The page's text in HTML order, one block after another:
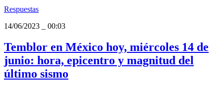
Respuestas
14/06/2023
00:03
Temblor en México hoy, miércoles 14 de
junio: hora, epicentro y magnitud del
último sismo